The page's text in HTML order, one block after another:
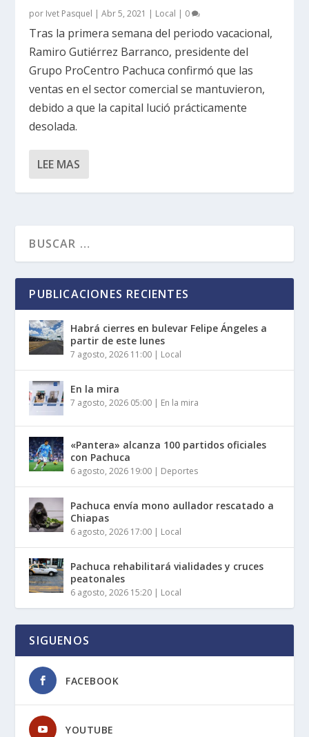
por Ivet Pasquel |Abr 5, 2021 | Local | 0
Tras la primera semana del periodo vacacional,
Ramiro Gutiérrez Barranco, presidente del
Grupo ProCentro Pachuca confirmó que las
ventas en el sector comercial se mantuvieron,
debido a que la capital lució prácticamente
desolada.
LEE MAS
PUBLICACIONES RECIENTES
Habrá cierres en bulevar Felipe Ángeles a
partir de este lunes
7 agosto, 2026 11:00 | Local
En la mira
7 agosto, 2026 05:00 | En la mira
«Pantera» alcanza 100 partidos oficiales
con Pachuca
6 agosto, 2026 19:00 | Deportes
Pachuca envía mono aullador rescatado a
Chiapas
6 agosto, 2026 17:00 | Local
Pachuca rehabilitará vialidades y cruces
peatonales
6 agosto, 2026 15:20 | Local
SIGUENOS
FACEBOOK
YOUTUBE